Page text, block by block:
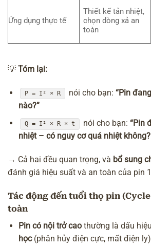
Ứng dụng thực tế
Thiết kế tản nhiệt,
chọn dòng xả an
toàn
💡Tóm lại:
P = I² × R nói cho bạn:“Pin
nào?”
Q = I² × R × t nói cho bạn:“Pin
nhiệt – có nguy cơ quá nhiệt
→ Cả hai đều quan trọng, và bổ sung
đánh giá hiệu suất và an toàn của pin
Tác động đến tuổi thọ pin
toàn
Pin có nội trở cao thường là dấu
học(phân hủy điện cực, mất điện